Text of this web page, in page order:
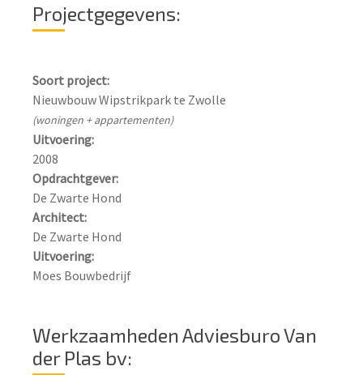
Projectgegevens:
Soort project:
(woningen + appartementen)
Uitvoering:
Opdrachtgever:
Architect:
Uitvoering:
Moes Bouwbedrijf
Werkzaamheden Adviesburo Van
der Plas bv: